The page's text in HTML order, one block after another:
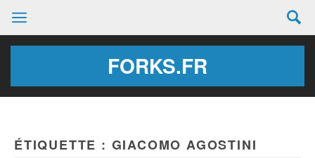
FORKS.FR
ÉTIQUETTE : GIACOMO AGOSTINI